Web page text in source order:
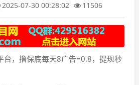
2025-07-30 00:28:02 11506
台，撸保底每天8广告=0.8，提现秒